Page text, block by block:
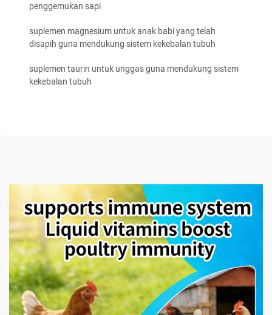
penggemukan sapi
suplemen magnesium untuk anak babi yang telah
disapih guna mendukung sistem kekebalan tubuh
suplemen taurin untuk unggas guna mendukung sistem
kekebalan tubuh